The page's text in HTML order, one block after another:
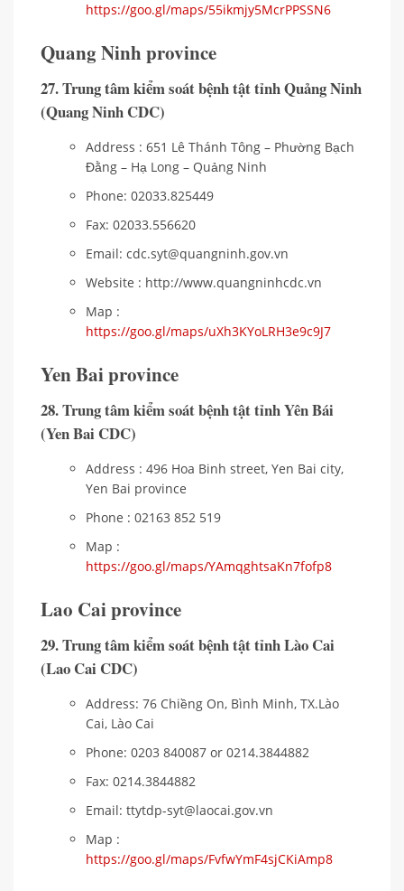
https://goo.gl/maps/55ikmjy5McrPPSSN6
Quang Ninh province
27. Trung tâm kiểm soát bệnh tật tỉnh Quảng Ninh
(Quang Ninh CDC)
Address : 651 Lê Thánh Tông – Phường Bạch
Đằng – Hạ Long – Quảng Ninh
Phone: 02033.825449
Fax: 02033.556620
Email: cdc.syt@quangninh.gov.vn
Website : http://www.quangninhcdc.vn
Map :
https://goo.gl/maps/uXh3KYoLRH3e9c9J7
Yen Bai province
28. Trung tâm kiểm soát bệnh tật tỉnh Yên Bái
(Yen Bai CDC)
Address : 496 Hoa Binh street, Yen Bai city,
Yen Bai province
Phone : 02163 852 519
Map :
https://goo.gl/maps/YAmqghtsaKn7fofp8
Lao Cai province
29. Trung tâm kiểm soát bệnh tật tỉnh Lào Cai
(Lao Cai CDC)
Address: 76 Chiềng On, Bình Minh, TX.Lào
Cai, Lào Cai
Phone: 0203 840087 or 0214.3844882
Fax: 0214.3844882
Email: ttytdp-syt@laocai.gov.vn
Map :
https://goo.gl/maps/FvfwYmF4sjCKiAmp8